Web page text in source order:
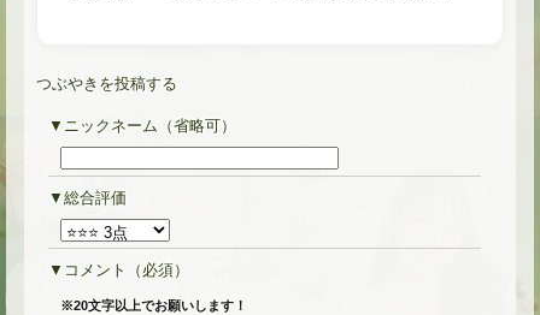
★
つぶやきを投稿する
ニックネーム（省略可）
総合評価
コメント （必須）
※20文字以上でお願いします！